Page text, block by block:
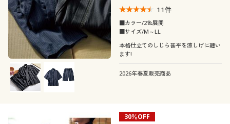
チェック ストライプ
スリット
ボタニカル柄
クルーネック・丸首
レギュラーカラー Ｕネック
ハイネック
袖
長袖 半袖
ラグランスリーブ ノースリーブ
素材
コットン・綿100
スクール
11件
■カラー/2色展開
■サイズ/M～LL
本格仕立てのしじら甚平を涼しげに纏い
ます!
2026年春夏販売商品
30％OFF